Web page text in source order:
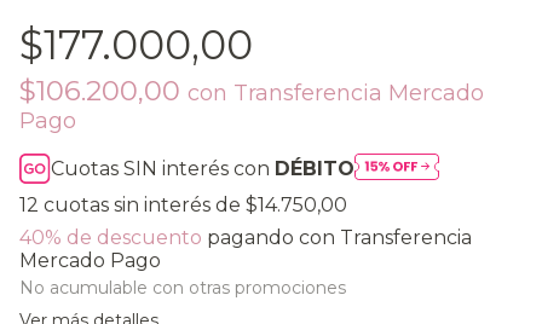
$177.000,00
$106.200,00 con Transferencia Mercado
Pago
Cuotas SIN interés con DÉBITO
12 cuotas sin interés de $14.750,00
40% de descuento pagando con Transferencia
Mercado Pago
No acumulable con otras promociones